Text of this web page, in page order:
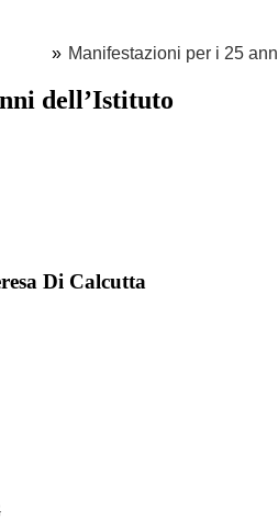
Manifestazioni per i 25
dell’Istituto
Di Calcutta